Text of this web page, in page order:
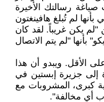
رسالتك الأخيرة
لم تُبلغ هافينغتون
يكن غريباً. لقد كان
"لم يتم الاتصال
الأقل. ويبدو أن هذا
إلى جزيرة إبستين في
كبرى، المشروبات مع